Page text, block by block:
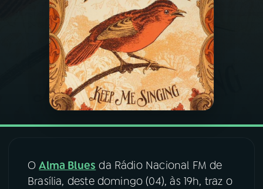
PROGRAMAÇÃO
PROGRAMAS
PODCASTS
VIDEOCASTS
07 ÚLTIMAS
OAlma Blues da Rádio Nacional FM de
Brasília, deste domingo (04), às 19h, traz o